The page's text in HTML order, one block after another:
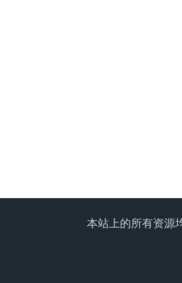
本站上的所有资源